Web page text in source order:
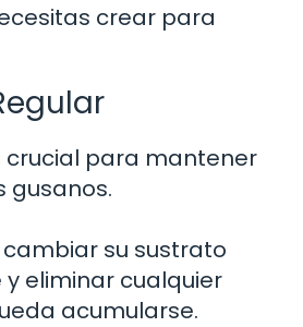
crear para
crucial para mantener
gusanos.
su sustrato
eliminar cualquier
acumularse.